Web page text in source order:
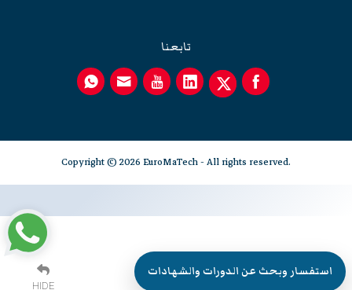
تابعنا
Copyright © 2026 EuroMaTech - All rights reserved.
HIDE
استفسار وبحث عن الدورات والشهادات